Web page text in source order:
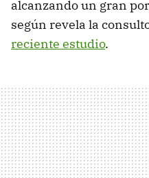
alcanzando un gran
según revela la
reciente estudio.